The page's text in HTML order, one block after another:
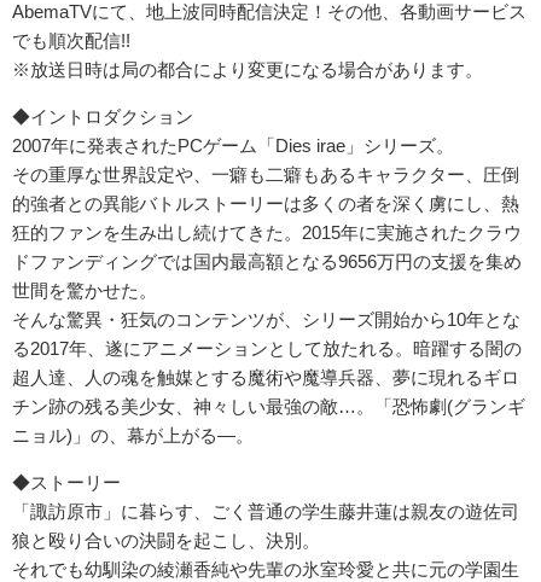
AbemaTVにて、地上波同時配信決定！その他、各動画サービス
でも順次配信!!
※放送日時は局の都合により変更になる場合があります。
◆イントロダクション
2007年に発表されたPCゲーム「Dies irae」シリーズ。
その重厚な世界設定や、一癖も二癖もあるキャラクター、圧倒
的強者との異能バトルストーリーは多くの者を深く虜にし、熱
狂的ファンを生み出し続けてきた。2015年に実施されたクラウ
ドファンディングでは国内最高額となる9656万円の支援を集め
世間を驚かせた。
そんな驚異・狂気のコンテンツが、シリーズ開始から10年とな
る2017年、遂にアニメーションとして放たれる。暗躍する闇の
超人達、人の魂を触媒とする魔術や魔導兵器、夢に現れるギロ
チン跡の残る美少女、神々しい最強の敵…。「恐怖劇(グランギ
ニョル)」の、幕が上がる―。
◆ストーリー
「諏訪原市」に暮らす、ごく普通の学生藤井蓮は親友の遊佐司
狼と殴り合いの決闘を起こし、決別。
それでも幼馴染の綾瀬香純や先輩の氷室玲愛と共に元の学園生